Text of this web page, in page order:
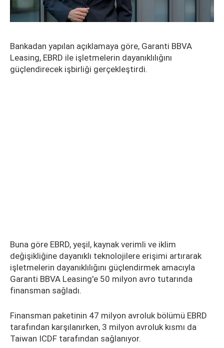
Bankadan yapılan açıklamaya göre, Garanti BBVA
Leasing, EBRD ile işletmelerin dayanıklılığını
güçlendirecek işbirliği gerçekleştirdi.
Buna göre EBRD, yeşil, kaynak verimli ve iklim
değişikliğine dayanıklı teknolojilere erişimi artırarak
işletmelerin dayanıklılığını güçlendirmek amacıyla
Garanti BBVA Leasing'e 50 milyon avro tutarında
finansman sağladı.
Finansman paketinin 47 milyon avroluk bölümü EBRD
tarafından karşılanırken, 3 milyon avroluk kısmı da
Taiwan ICDF tarafından sağlanıyor.